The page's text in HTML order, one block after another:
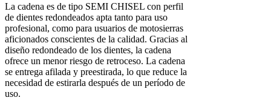
La cadena es de tipo SEMI CHISEL con perfil
de dientes redondeados apta tanto para uso
profesional, como para usuarios de motosierras
aficionados conscientes de la calidad. Gracias al
diseño redondeado de los dientes, la cadena
ofrece un menor riesgo de retroceso. La cadena
se entrega afilada y preestirada, lo que reduce la
necesidad de estirarla después de un período de
uso.